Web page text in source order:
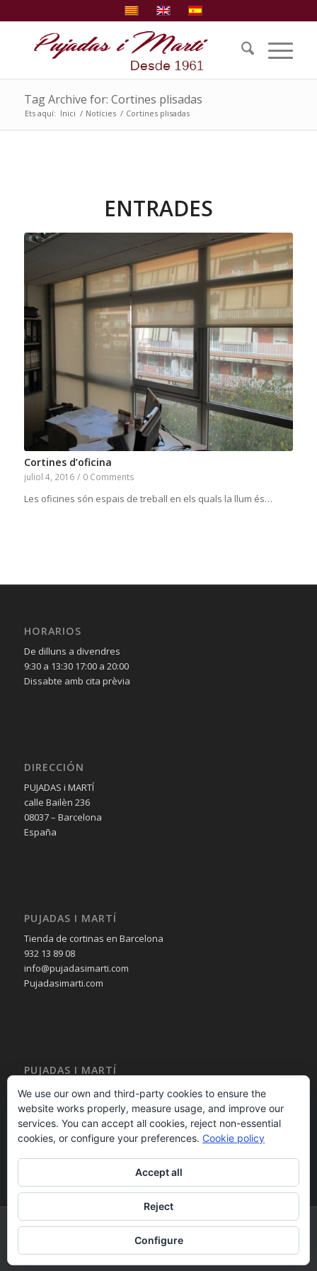
Tag Archive for: Cortines plisadas
Ets aquí: Inici / Notícies / Cortines plisadas
ENTRADES
Cortines d’oficina
juliol 4, 2016 / 0 Comments
Les oficines són espais de treball en els quals la llum és…
HORARIOS
De dilluns a divendres
9:30 a 13:30 17:00 a 20:00
Dissabte amb cita prèvia
DIRECCIÓN
PUJADAS i MARTÍ
calle Bailèn 236
08037 – Barcelona
España
PUJADAS I MARTÍ
Tienda de cortinas en Barcelona
932 13 89 08
info@pujadasimarti.com
Pujadasimarti.com
PUJADAS I MARTÍ
Cortinas en Barcelona
Tendencia en cortinas
Asesoramiento en cortinas
Decoración en cortinas
PUJADAS i MARTÍ 2015 - calle Bailèn 236 08037 – Barcelona – España -
932 13 89 08 - - Desarrollo Web porB2B activa
We use our own and third-party cookies to ensure the
website works properly, measure usage, and improve our
services. You can accept all cookies, reject non-essential
cookies, or configure your preferences. Cookie policy
Accept all
Reject
Configure